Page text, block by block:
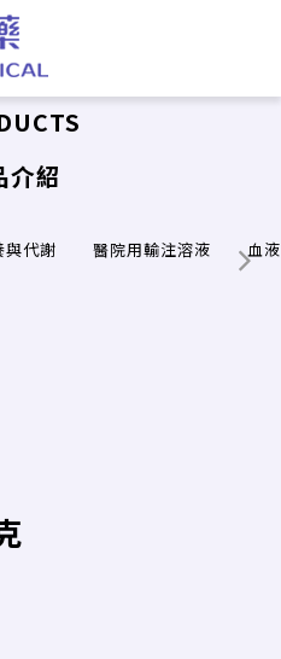
介紹
與代謝 醫院用輸注溶液 血